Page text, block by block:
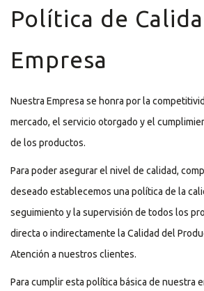
Política de
Empresa
Nuestra Empresa se honra por la
mercado, el servicio otorgado y el
de los productos.
Para poder asegurar el nivel de calidad,
deseado establecemos una política de la
seguimiento y la supervisión de todos los
directa o indirectamente la Calidad del
Atención a nuestros clientes.
Para cumplir esta política básica de nuestra